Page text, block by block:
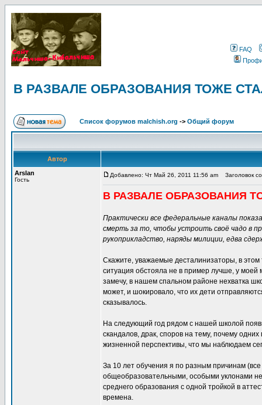
FAQ
В РАЗВАЛЕ ОБРАЗОВАНИЯ ТОЖЕ
Список форумов malchish.org -> Общий форум
Автор
Arslan
Гость
Добавлено: Чт Май 26, 2011 11:56 am Заголовок
В РАЗВАЛЕ ОБРАЗОВАНИЯ
Практически все федеральные каналы
смерть за то, чтобы устроить своё чадо в
рукоприкладство, наряды милиции, едва
Скажите, уважаемые десталинизаторы, в
ситуация обстояла не в пример лучше, у
замечу, в нашем спальном районе нехватка
может, и шокировало, что их дети
сказывалось.
На следующий год рядом с нашей школой
скандалов, драк, споров на тему, почему
жизненной перспективы, что мы наблюдаем
За 10 лет обучения я по разным причинам
общеобразовательными, особыми уклонами не
среднего образования с одной тройкой в
времена.